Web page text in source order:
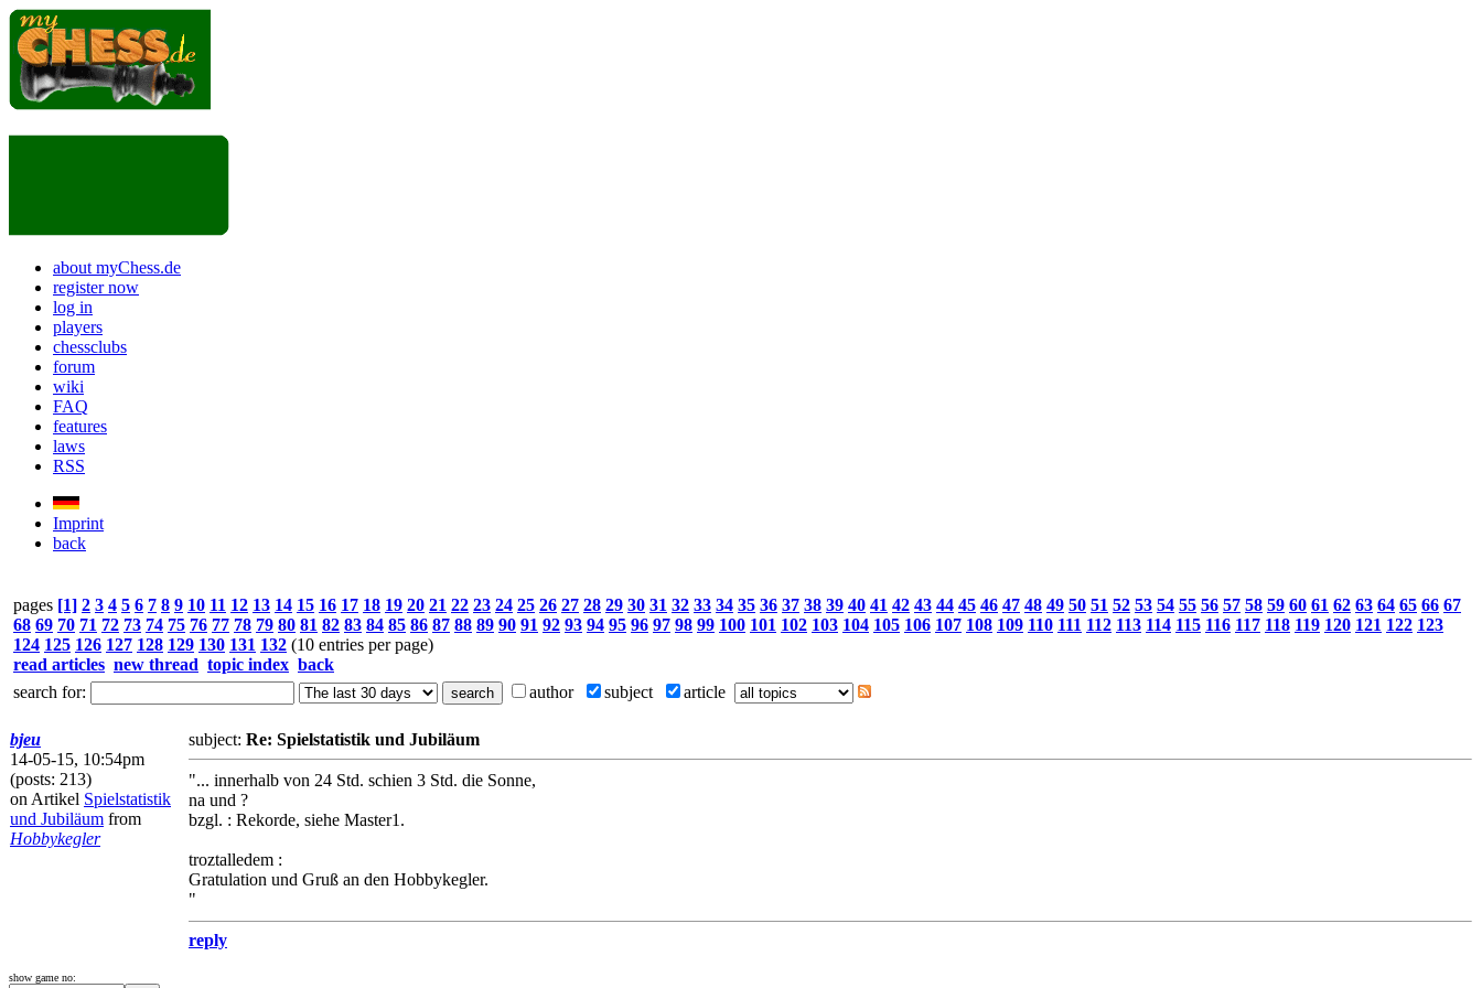
about myChess.de
register now
log in
players
chessclubs
forum
wiki
FAQ
features
laws
RSS
Imprint
back
pages [1] 2 3 4 5 6 7 8 9 10 11 12 13 14 15 16 17 18 19 20 21 22 23 24 25 26 27 28 29 30 31 32 33 34 35 36 37 38 39 40 41 42 43 44 45 46 47 48 49 50 51 52 53 54 55 56 57 58 59 60 61 62 63 64 65 66 67
68 69 70 71 72 73 74 75 76 77 78 79 80 81 82 83 84 85 86 87 88 89 90 91 92 93 94 95 96 97 98 99 100 101 102 103 104 105 106 107 108 109 110 111 112 113 114 115 116 117 118 119 120 121 122 123
124 125 126 127 128 129 130 131 132 (10 entries per page)
read articles new thread topic index back
search for:
author subject article
bjeu
14-05-15, 10:54pm
(posts: 213)
on Artikel Spielstatistik
und Jubiläum from
Hobbykegler
subject: Re: Spielstatistik und Jubiläum
"... innerhalb von 24 Std. schien 3 Std. die Sonne,
na und ?
bzgl. : Rekorde, siehe Master1.
troztalledem :
Gratulation und Gruß an den Hobbykegler.
"
reply
show game no: